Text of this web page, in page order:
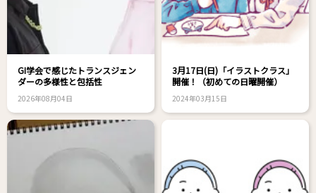
GI学会で感じたトランスジェン
ダーの多様性と包括性
2026年08月04日
3月17日(日)「イラストクラス」
開催！（初めての日曜開催）
2024年03月15日